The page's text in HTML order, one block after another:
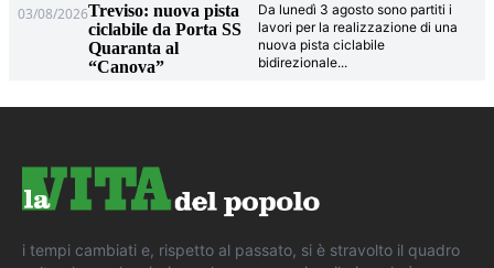
03/08/2026Treviso: nuova pista
ciclabile da Porta SS
Quaranta al
“Canova”
Da lunedì 3 agosto sono partiti i
lavori per la realizzazione di una
nuova pista ciclabile
bidirezionale...
i tempi cambiati e, rispetto al passato, si è stravolto il quadro